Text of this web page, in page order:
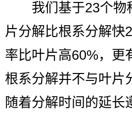
我们基于23个物
片分解比根系分解快
率比叶片高60%，更
根系分解并不与叶片
随着分解时间的延长